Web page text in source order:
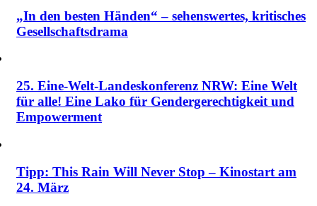
„In den besten Händen“ – sehenswertes, kritisches
Gesellschaftsdrama
25. Eine-Welt-Landeskonferenz NRW: Eine Welt
für alle! Eine Lako für Gendergerechtigkeit und
Empowerment
Tipp: This Rain Will Never Stop – Kinostart am
24. März